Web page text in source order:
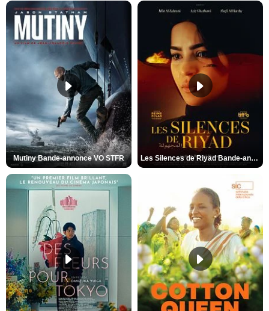
Mutiny Bande-annonce VO STFR Les Silences de Riyad Bande-annonce VO STFR